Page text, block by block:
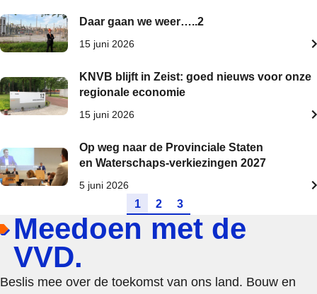
Daar gaan we weer…..2
15 juni 2026
KNVB blijft in Zeist: goed nieuws voor onze
regionale economie
15 juni 2026
Op weg naar de Provinciale Staten
en Waterschaps-verkiezingen 2027
5 juni 2026
Ga naar pagina
1 Ga naar pagina
2 Ga naar pagina
3
Meedoen met de
VVD.
Beslis mee over de toekomst van ons land. Bouw en